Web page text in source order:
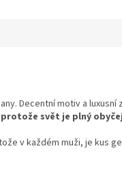
Decentní motiv a luxusní
svět je plný
v každém muži, je kus